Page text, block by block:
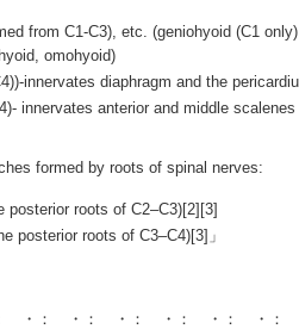
from C1-C3), etc. (geniohyoid (C1
omohyoid)
innervates diaphragm and the
innervates anterior and middle scalenes
formed by roots of spinal nerves:
posterior roots of C2–C3)[2] [3]
posterior roots of C3–C4)[3] 」
・： ・： ・： ・： ・： ・：